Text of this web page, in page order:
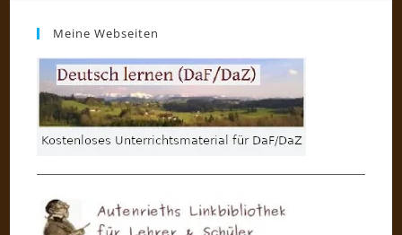
Meine Webseiten